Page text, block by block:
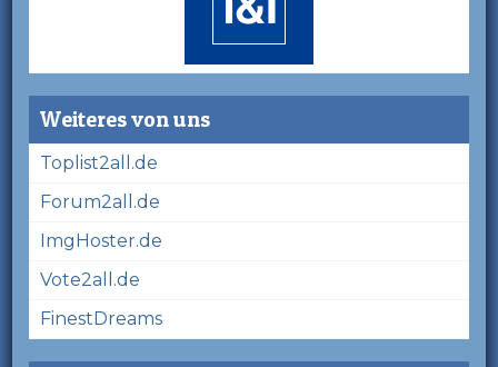
Weiteres von uns
Toplist2all.de
Forum2all.de
ImgHoster.de
Vote2all.de
FinestDreams